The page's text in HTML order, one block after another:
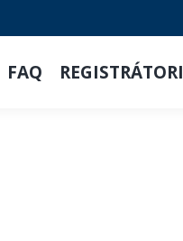
FAQ REGISTRÁTORI